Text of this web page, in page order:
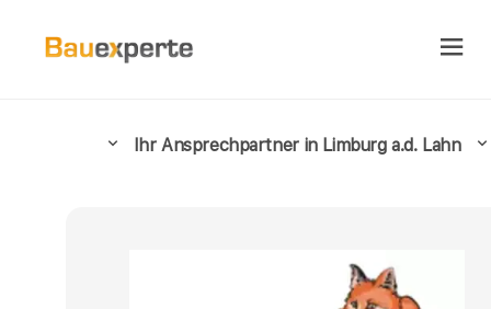
Ihr Ansprechpartner in Limburg a.d. Lahn